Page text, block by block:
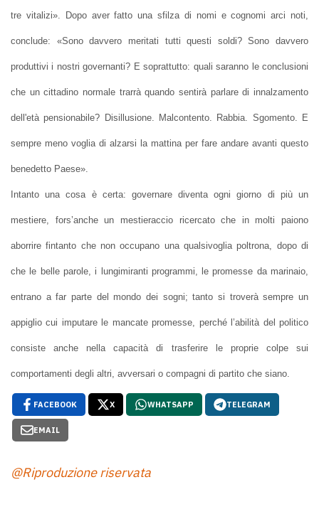
tre vitalizi». Dopo aver fatto una sfilza di nomi e cognomi arci noti,
conclude: «Sono davvero meritati tutti questi soldi? Sono davvero
produttivi i nostri governanti? E soprattutto: quali saranno le conclusioni
che un cittadino normale trarrà quando sentirà parlare di innalzamento
dell'età pensionabile? Disillusione. Malcontento. Rabbia. Sgomento. E
sempre meno voglia di alzarsi la mattina per fare andare avanti questo
benedetto Paese».
Intanto una cosa è certa: governare diventa ogni giorno di più un
mestiere, fors’anche un mestieraccio ricercato che in molti paiono
aborrire fintanto che non occupano una qualsivoglia poltrona, dopo di
che le belle parole, i lungimiranti programmi, le promesse da marinaio,
entrano a far parte del mondo dei sogni; tanto si troverà sempre un
appiglio cui imputare le mancate promesse, perché l’abilità del politico
consiste anche nella capacità di trasferire le proprie colpe sui
comportamenti degli altri, avversari o compagni di partito che siano.
FACEBOOK X WHATSAPP TELEGRAM
EMAIL
@Riproduzione riservata